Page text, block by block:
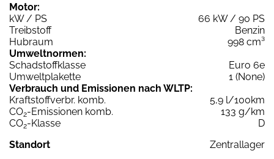
Motor:
kW / PS
66 kW / 90 PS
Treibstoff
Benzin
Hubraum
998 cm³
Umweltnormen:
Schadstoffklasse
Euro 6e
Umweltplakette
1 (None)
Verbrauch und Emissionen nach WLTP:
Kraftstoffverbr. komb.
5,9 l/100km
CO2-Emissionen komb.
133 g/km
CO2-Klasse
D
Standort
Zentrallager